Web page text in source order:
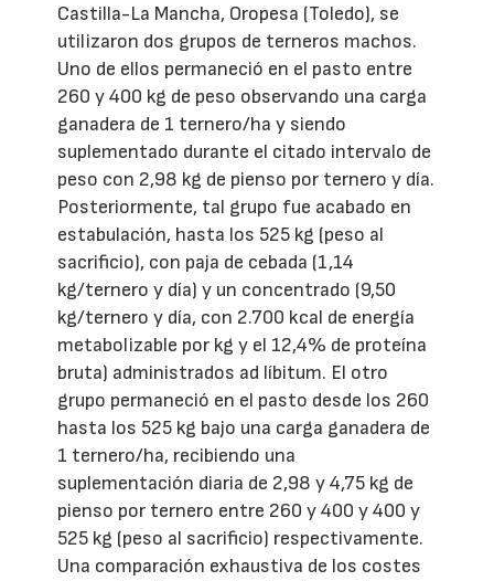
Castilla-La Mancha, Oropesa (Toledo), se
utilizaron dos grupos de terneros machos.
Uno de ellos permaneció en el pasto entre
260 y 400 kg de peso observando una carga
ganadera de 1 ternero/ha y siendo
suplementado durante el citado intervalo de
peso con 2,98 kg de pienso por ternero y día.
Posteriormente, tal grupo fue acabado en
estabulación, hasta los 525 kg (peso al
sacrificio), con paja de cebada (1,14
kg/ternero y día) y un concentrado (9,50
kg/ternero y día, con 2.700 kcal de energía
metabolizable por kg y el 12,4% de proteína
bruta) administrados ad líbitum. El otro
grupo permaneció en el pasto desde los 260
hasta los 525 kg bajo una carga ganadera de
1 ternero/ha, recibiendo una
suplementación diaria de 2,98 y 4,75 kg de
pienso por ternero entre 260 y 400 y 400 y
525 kg (peso al sacrificio) respectivamente.
Una comparación exhaustiva de los costes